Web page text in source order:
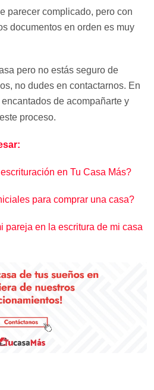
parecer complicado, pero con
documentos en orden es muy
pero no estás seguro de
no dudes en contactarnos. En
encantados de acompañarte y
proceso.
en Tu Casa Más?
para comprar una casa?
pareja en la escritura de mi casa